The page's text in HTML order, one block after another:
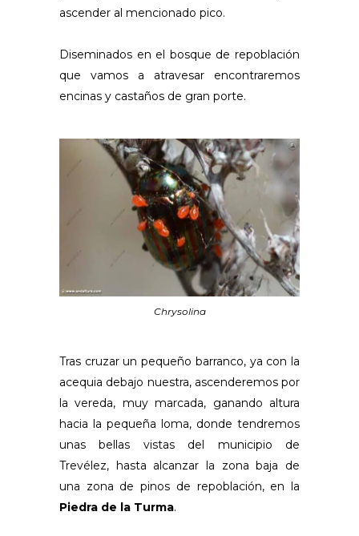
ascender al mencionado pico.
Diseminados en el bosque de repoblación
que vamos a atravesar encontraremos
encinas y castaños de gran porte.
Chrysolina
Tras cruzar un pequeño barranco, ya con la
acequia debajo nuestra, ascenderemos por
la vereda, muy marcada, ganando altura
hacia la pequeña loma, donde tendremos
unas bellas vistas del municipio de
Trevélez, hasta alcanzar la zona baja de
una zona de pinos de repoblación, en la
Piedra de la Turma.